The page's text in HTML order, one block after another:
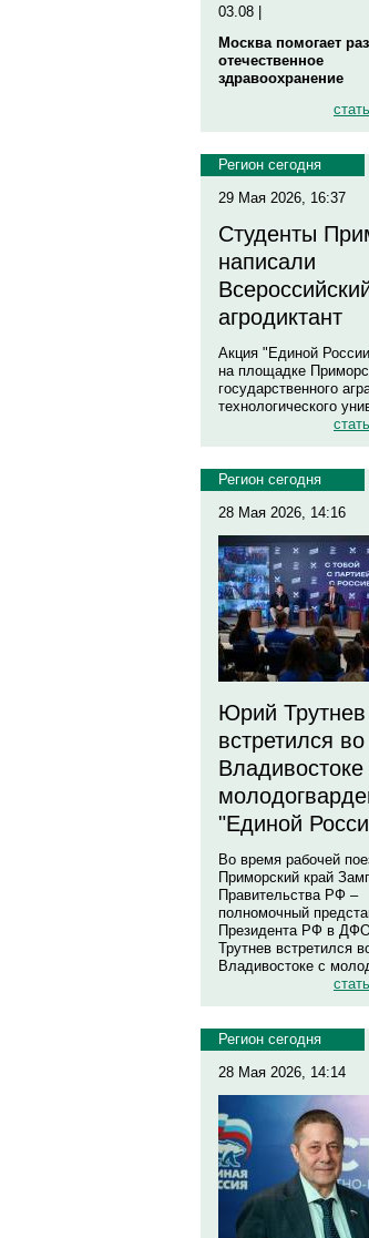
03.08 |
Москва помогает
отечественное
здравоохранение
Регион сегодня
29 Мая 2026, 16:37
Студенты
написали
агродиктант
Акция "Единой
на площадке
государственного
технологического
Регион сегодня
28 Мая 2026, 14:16
Юрий Трутнев
встретился во
Владивостоке
"Единой
Во время рабочей
Приморский край
Правительства РФ –
полномочный
Президента РФ в
Трутнев встретился
Владивостоке с
Регион сегодня
28 Мая 2026, 14:14